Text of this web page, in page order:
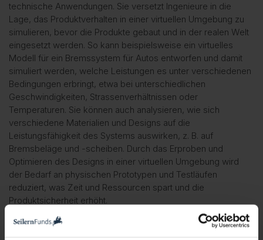
technische Anwendungen. Sie versetzt Ingenieure in die
Lage, das Produktverhalten in einer virtuellen Umgebung zu
simulieren, bevor die Produkte gebaut und in der realen Welt
eingesetzt werden. So kann beispielsweise ein virtuelles
Modell für ein Bremssystem für Autos entworfen und damit
simuliert werden, welche Leistungen es unter verschiedenen
Bedingungen erbringt, etwa bei unterschiedlichen
Geschwindigkeiten, Strassenverhältnissen oder
Temperaturen. Sie können auch analysieren, wie sich
verschiedene Materialien und Designs auf die
Leistungsfähigkeit des Systems auswirken, z. B. auf
Bremsbeläge und -scheiben. Durch das Erproben und
Optimieren des Designs in einer virtuellen Umgebung wird
der Bedarf an physischen Prototypen und Testläufen
reduziert, was Zeit und Ressourcen spart und die
Produktsicherheit erhöht.
Die Abnehmer der Produkte von ANSYS finden sich nicht nur